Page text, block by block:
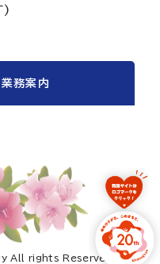
)
業務案内
All rights Reserved.